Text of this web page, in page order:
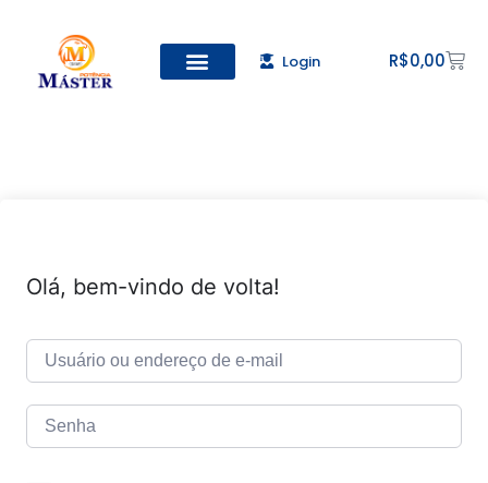
Login R$0,00
Olá, bem-vindo de volta!